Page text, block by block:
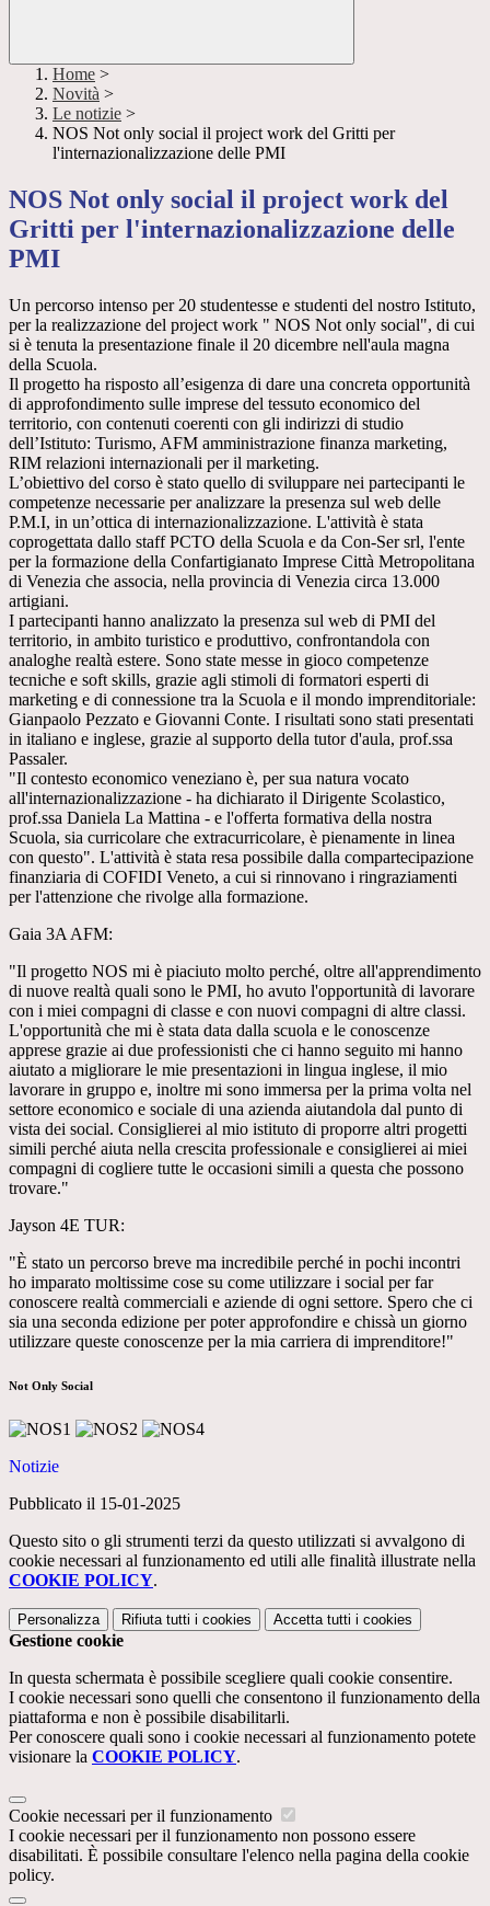
Home >
Novità >
Le notizie >
NOS Not only social il project work del Gritti per
l'internazionalizzazione delle PMI
NOS Not only social il project work del
Gritti per l'internazionalizzazione delle
PMI
Un percorso intenso per 20 studentesse e studenti del nostro Istituto,
per la realizzazione del project work " NOS Not only social", di cui
si è tenuta la presentazione finale il 20 dicembre nell'aula magna
della Scuola.
Il progetto ha risposto all’esigenza di dare una concreta opportunità
di approfondimento sulle imprese del tessuto economico del
territorio, con contenuti coerenti con gli indirizzi di studio
dell’Istituto: Turismo, AFM amministrazione finanza marketing,
RIM relazioni internazionali per il marketing.
L’obiettivo del corso è stato quello di sviluppare nei partecipanti le
competenze necessarie per analizzare la presenza sul web delle
P.M.I, in un’ottica di internazionalizzazione. L'attività è stata
coprogettata dallo staff PCTO della Scuola e da Con-Ser srl, l'ente
per la formazione della Confartigianato Imprese Città Metropolitana
di Venezia che associa, nella provincia di Venezia circa 13.000
artigiani.
I partecipanti hanno analizzato la presenza sul web di PMI del
territorio, in ambito turistico e produttivo, confrontandola con
analoghe realtà estere. Sono state messe in gioco competenze
tecniche e soft skills, grazie agli stimoli di formatori esperti di
marketing e di connessione tra la Scuola e il mondo imprenditoriale:
Gianpaolo Pezzato e Giovanni Conte. I risultati sono stati presentati
in italiano e inglese, grazie al supporto della tutor d'aula, prof.ssa
Passaler.
"Il contesto economico veneziano è, per sua natura vocato
all'internazionalizzazione - ha dichiarato il Dirigente Scolastico,
prof.ssa Daniela La Mattina - e l'offerta formativa della nostra
Scuola, sia curricolare che extracurricolare, è pienamente in linea
con questo". L'attività è stata resa possibile dalla compartecipazione
finanziaria di COFIDI Veneto, a cui si rinnovano i ringraziamenti
per l'attenzione che rivolge alla formazione.
Gaia 3A AFM:
"Il progetto NOS mi è piaciuto molto perché, oltre all'apprendimento
di nuove realtà quali sono le PMI, ho avuto l'opportunità di lavorare
con i miei compagni di classe e con nuovi compagni di altre classi.
L'opportunità che mi è stata data dalla scuola e le conoscenze
apprese grazie ai due professionisti che ci hanno seguito mi hanno
aiutato a migliorare le mie presentazioni in lingua inglese, il mio
lavorare in gruppo e, inoltre mi sono immersa per la prima volta nel
settore economico e sociale di una azienda aiutandola dal punto di
vista dei social. Consiglierei al mio istituto di proporre altri progetti
simili perché aiuta nella crescita professionale e consiglierei ai miei
compagni di cogliere tutte le occasioni simili a questa che possono
trovare."
Jayson 4E TUR:
"È stato un percorso breve ma incredibile perché in pochi incontri
ho imparato moltissime cose su come utilizzare i social per far
conoscere realtà commerciali e aziende di ogni settore. Spero che ci
sia una seconda edizione per poter approfondire e chissà un giorno
utilizzare queste conoscenze per la mia carriera di imprenditore!"
Not Only Social
Notizie
Pubblicato il 15-01-2025
Questo sito o gli strumenti terzi da questo utilizzati si avvalgono di
cookie necessari al funzionamento ed utili alle finalità illustrate nella
COOKIE POLICY.
Personalizza Rifiuta tutti i cookies Accetta tutti i cookies
Gestione cookie
In questa schermata è possibile scegliere quali cookie consentire.
I cookie necessari sono quelli che consentono il funzionamento della
piattaforma e non è possibile disabilitarli.
Per conoscere quali sono i cookie necessari al funzionamento potete
visionare la COOKIE POLICY.
Cookie necessari per il funzionamento
I cookie necessari per il funzionamento non possono essere
disabilitati. È possibile consultare l'elenco nella pagina della cookie
policy.